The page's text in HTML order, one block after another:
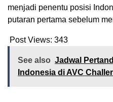
menjadi penentu posisi
putaran pertama sebelum
Post Views: 343
See also Jadwal
Indonesia di AVC